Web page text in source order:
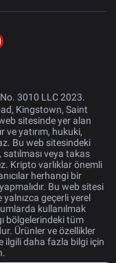
3010 LLC 2023.
Kingstown, Saint
sitesinde yer alan
ve yatırım, hukuki,
Bu web sitesindeki
satılması veya takas
Kripto varlıklar önemli
herhangi bir
Bu web sitesi
geçerli yerel
kullanılmak
bölgelerindeki tüm
Ürünler ve özellikler
ilgili daha fazla bilgi için